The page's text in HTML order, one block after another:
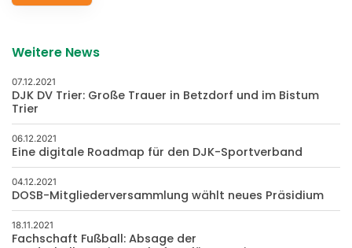
Weitere News
07.12.2021
DJK DV Trier: Große Trauer in Betzdorf und im Bistum
Trier
06.12.2021
Eine digitale Roadmap für den DJK-Sportverband
04.12.2021
DOSB-Mitgliederversammlung wählt neues Präsidium
18.11.2021
Fachschaft Fußball: Absage der